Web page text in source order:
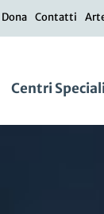
Dona Contatti
Centri